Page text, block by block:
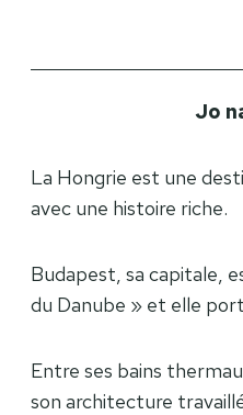
Jo
La Hongrie est une
avec une histoire riche.
Budapest, sa capitale,
du Danube » et elle
Entre ses bains
son architecture